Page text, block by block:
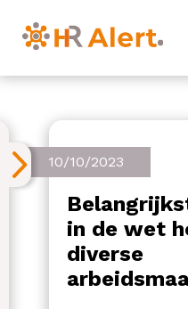
10/10/2023
in de wet
diverse